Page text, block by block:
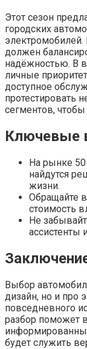
Этот сезон
городских
должен
надёжностью. В
личные
доступное
протестировать
сегментов,
Ключевые
На рынке
найдутся
жизни.
Обращайте
стоимость
Не
ассистенты
Выбор
дизайн, но и про
повседневного
разбор поможет
будет служить